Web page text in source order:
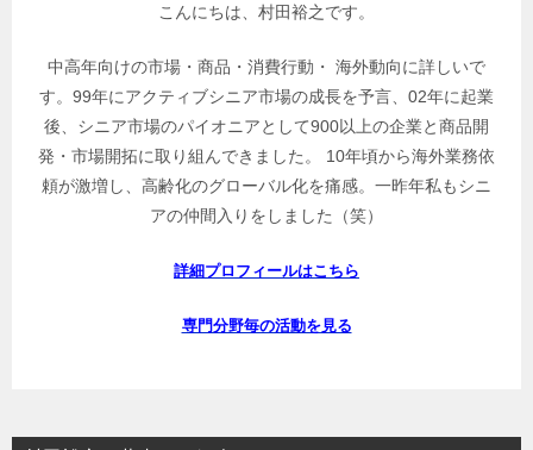
こんにちは、村田裕之です。
中高年向けの市場・商品・消費行動・ 海外動向に詳しいで
す。99年にアクティブシニア市場の成長を予言、02年に起業
後、シニア市場のパイオニアとして900以上の企業と商品開
発・市場開拓に取り組んできました。 10年頃から海外業務依
頼が激増し、高齢化のグローバル化を痛感。一昨年私もシニ
アの仲間入りをしました（笑）
詳細プロフィールはこちら
専門分野毎の活動を見る